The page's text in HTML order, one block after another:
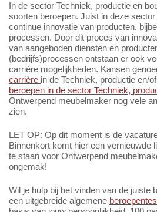
In de sector Techniek, productie en
soorten beroepen. Juist in deze
continue innovatie van producten,
processen. Door dit proces van
van aangeboden diensten en
(bedrijfs)processen ontstaan er ook
carrière mogelijkheden. Kansen
carrière in de Techniek, productie en/
beroepen in de sector Techniek,
Ontwerpend meubelmaker nog vele
zien.
LET OP: Op dit moment is de
Binnenkort komt hier een vernieuwde
te staan voor Ontwerpend
ongemak!
Wil je hulp bij het vinden van de juiste
een uitgebreide algemene